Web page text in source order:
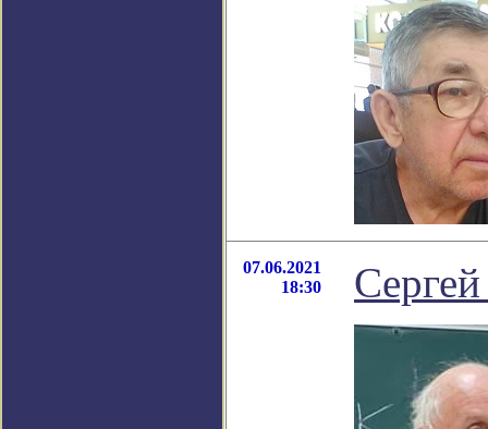
07.06.2021
18:30